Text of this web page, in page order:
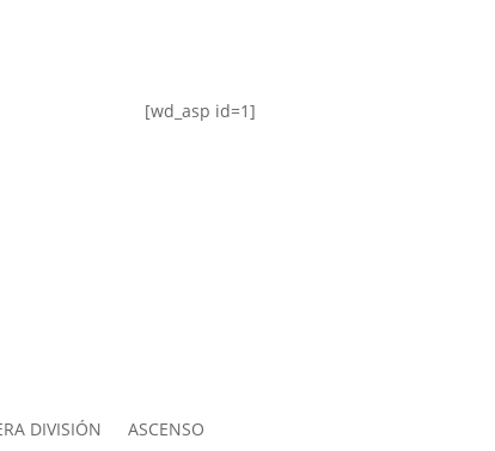
[wd_asp id=1]
DIVISIÓN
ASCENSO